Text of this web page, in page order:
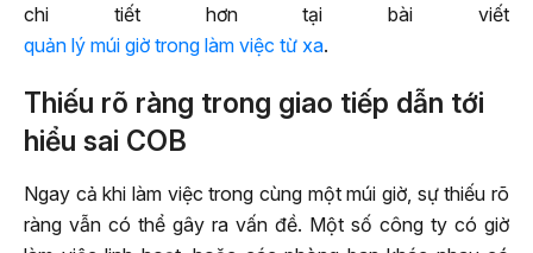
chi tiết hơn tại bài viết
quản lý múi giờ trong làm việc từ xa.
Thiếu rõ ràng trong giao tiếp dẫn tới
hiểu sai COB
Ngay cả khi làm việc trong cùng một múi giờ, sự thiếu rõ
ràng vẫn có thể gây ra vấn đề. Một số công ty có giờ